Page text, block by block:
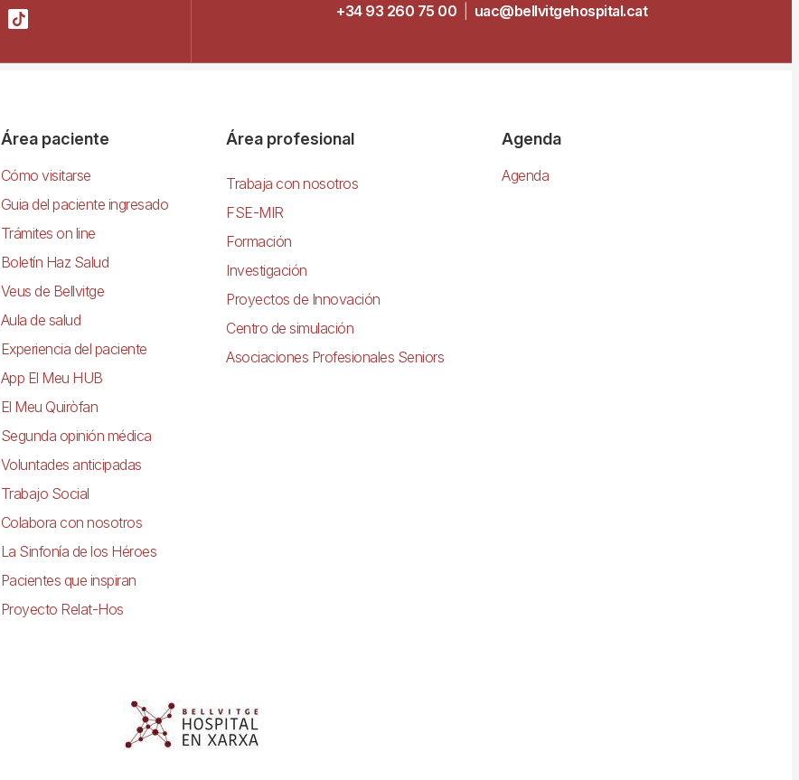
+34 93 260 75 00 uac@bellvitgehospital.cat
Área paciente
Cómo visitarse
Guia del paciente ingresado
Trámites on line
Boletín Haz Salud
Veus de Bellvitge
Aula de salud
Experiencia del paciente
App El Meu HUB
El Meu Quiròfan
Segunda opinión médica
Voluntades anticipadas
Trabajo Social
Colabora con nosotros
La Sinfonía de los Héroes
Pacientes que inspiran
Proyecto Relat-Hos
Área profesional
Trabaja con nosotros
FSE-MIR
Formación
Investigación
Proyectos de Innovación
Centro de simulación
Asociaciones Profesionales Seniors
Agenda
Agenda